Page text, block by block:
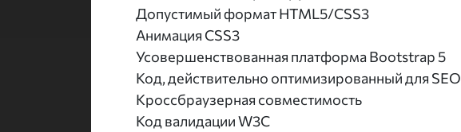
Допустимый формат HTML5/CSS3
Анимация CSS3
Усовершенствованная платформа Bootstrap 5
Код, действительно оптимизированный для SEO
Кроссбраузерная совместимость
Код валидации W3C